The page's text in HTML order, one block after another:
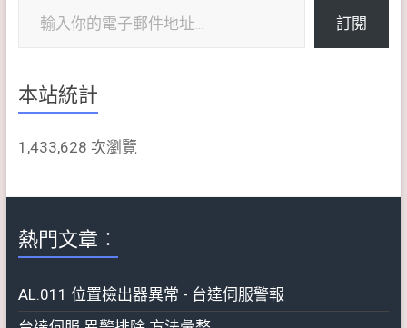
訂閱
本站統計
1,433,628 次瀏覽
熱門文章︰
AL.011 位置檢出器異常 - 台達伺服警報